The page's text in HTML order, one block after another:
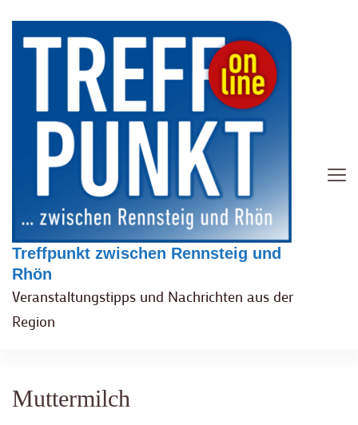
Treffpunkt zwischen Rennsteig und
Rhön
Veranstaltungstipps und Nachrichten aus der
Region
Muttermilch